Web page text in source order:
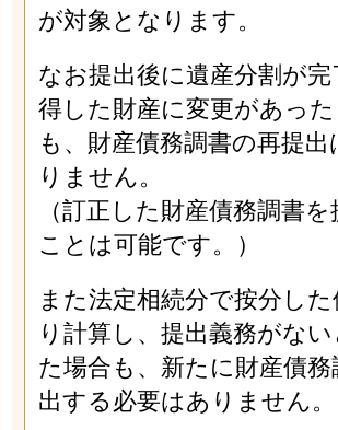
が対象となります。
なお提出後に遺産分割が完
得した財産に変更があっ
も、財産債務調書の再提出
りません。
（訂正した財産債務調書を
ことは可能です。）
また法定相続分で按分した
り計算し、提出義務がない
た場合も、新たに財産債務
出する必要はありません。